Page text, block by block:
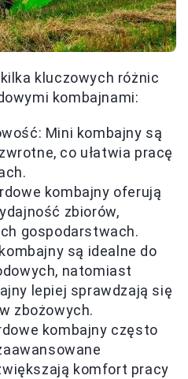
kluczowych różnic
kombajnami:
Mini kombajny są
co ułatwia pracę
kombajny oferują
zbiorów,
gospodarstwach.
są idealne do
natomiast
lepiej sprawdzają się
zbożowych.
kombajny często
komfort pracy